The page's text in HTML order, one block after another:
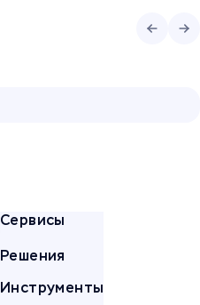
Сервисы
Решения
Инструменты